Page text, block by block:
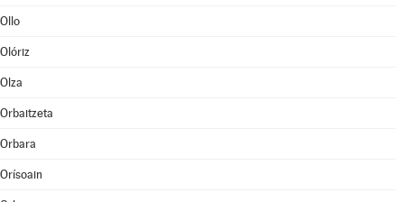
Ollo
Olóriz
Olza
Orbaitzeta
Orbara
Orísoain